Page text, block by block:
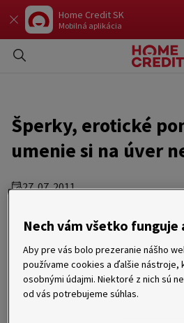
Home Credit SK
Mobilná aplikácia
Šperky, erotické
umenie si na úver
27. 07. 2011
Piešťany 27. júl 2011 – Spektrum
Slováci môžu zaobstarať na úver, sa
odmietajú financovať aj samotné
hlavne o tovar dennej spotreby,
„citlivé“ alebo rizikové výrobky. Na
náramok alebo erotickú hračku by si
Nech vám všetko funguje
Aby pre vás bolo prezeranie nášho
používame cookies a ďalšie nástroje,
osobnými údajmi. Niektoré z nich sú
od vás potrebujeme súhlas.